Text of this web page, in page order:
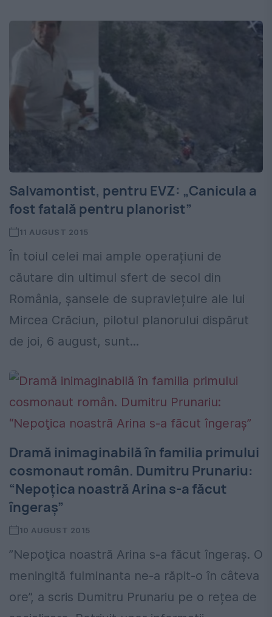
Salvamontist, pentru EVZ: „Canicula a
fost fatală pentru planorist”
11 AUGUST 2015
În toiul celei mai ample operațiuni de
căutare din ultimul sfert de secol din
România, șansele de supraviețuire ale lui
Mircea Crăciun, pilotul planorului dispărut
de joi, 6 august, sunt...
Dramă inimaginabilă în familia primului
cosmonaut român. Dumitru Prunariu:
“Nepoţica noastră Arina s-a făcut
îngeraș”
10 AUGUST 2015
”Nepoţica noastră Arina s-a făcut îngeraș. O
meningită fulminanta ne-a răpit-o în câteva
ore”, a scris Dumitru Prunariu pe o rețea de